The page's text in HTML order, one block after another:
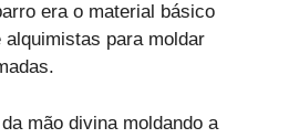
era o material básico
para moldar
mão divina moldando a